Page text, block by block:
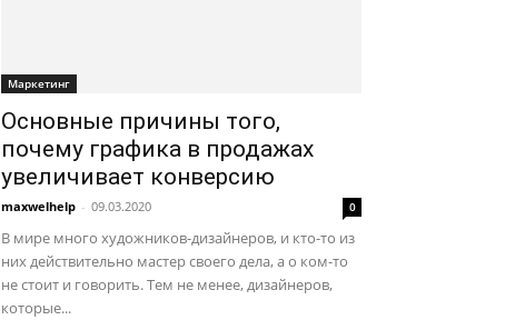
Маркетинг
Основные причины того,
почему графика в продажах
увеличивает конверсию
maxwelhelp - 09.03.2020 0
В мире много художников-дизайнеров, и кто-то из
них действительно мастер своего дела, а о ком-то
не стоит и говорить. Тем не менее, дизайнеров,
которые...